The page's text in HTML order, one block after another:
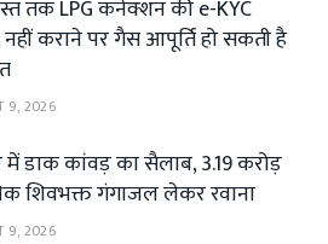
तक LPG कनेक्शन की e-KYC
कराने पर गैस आपूर्ति हो सकती है
9, 2026
में डाक कांवड़ का सैलाब, 3.19 करोड़
शिवभक्त गंगाजल लेकर रवाना
9, 2026